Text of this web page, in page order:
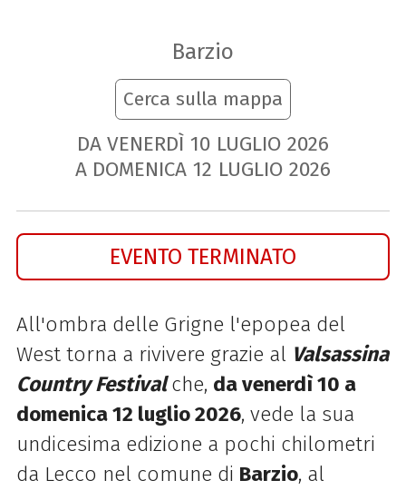
Barzio
Cerca sulla mappa
DA VENERDÌ 10 LUGLIO 2026
A DOMENICA 12 LUGLIO 2026
EVENTO TERMINATO
All'ombra delle Grigne l'epopea del
West torna a rivivere grazie al Valsassina
Country Festival che, da venerdì 10 a
domenica 12 luglio 2026, vede la sua
undicesima edizione a pochi chilometri
da Lecco nel comune di Barzio, al